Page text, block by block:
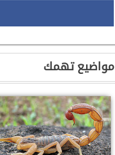
مواضيع تهمك